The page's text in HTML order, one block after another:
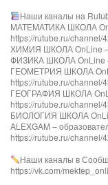
Наши каналы на
МАТЕМАТИКА ШКОЛА
https://rutube.ru/channel/
ХИМИЯ ШКОЛА OnLine –
ФИЗИКА ШКОЛА OnLine
ГЕОМЕТРИЯ ШКОЛА
https://rutube.ru/channel/
ГЕОГРАФИЯ ШКОЛА
https://rutube.ru/channel/
БИОЛОГИЯ ШКОЛА
ALEXGAM –
https://rutube.ru/channel/
Наши каналы в
https://vk.com/